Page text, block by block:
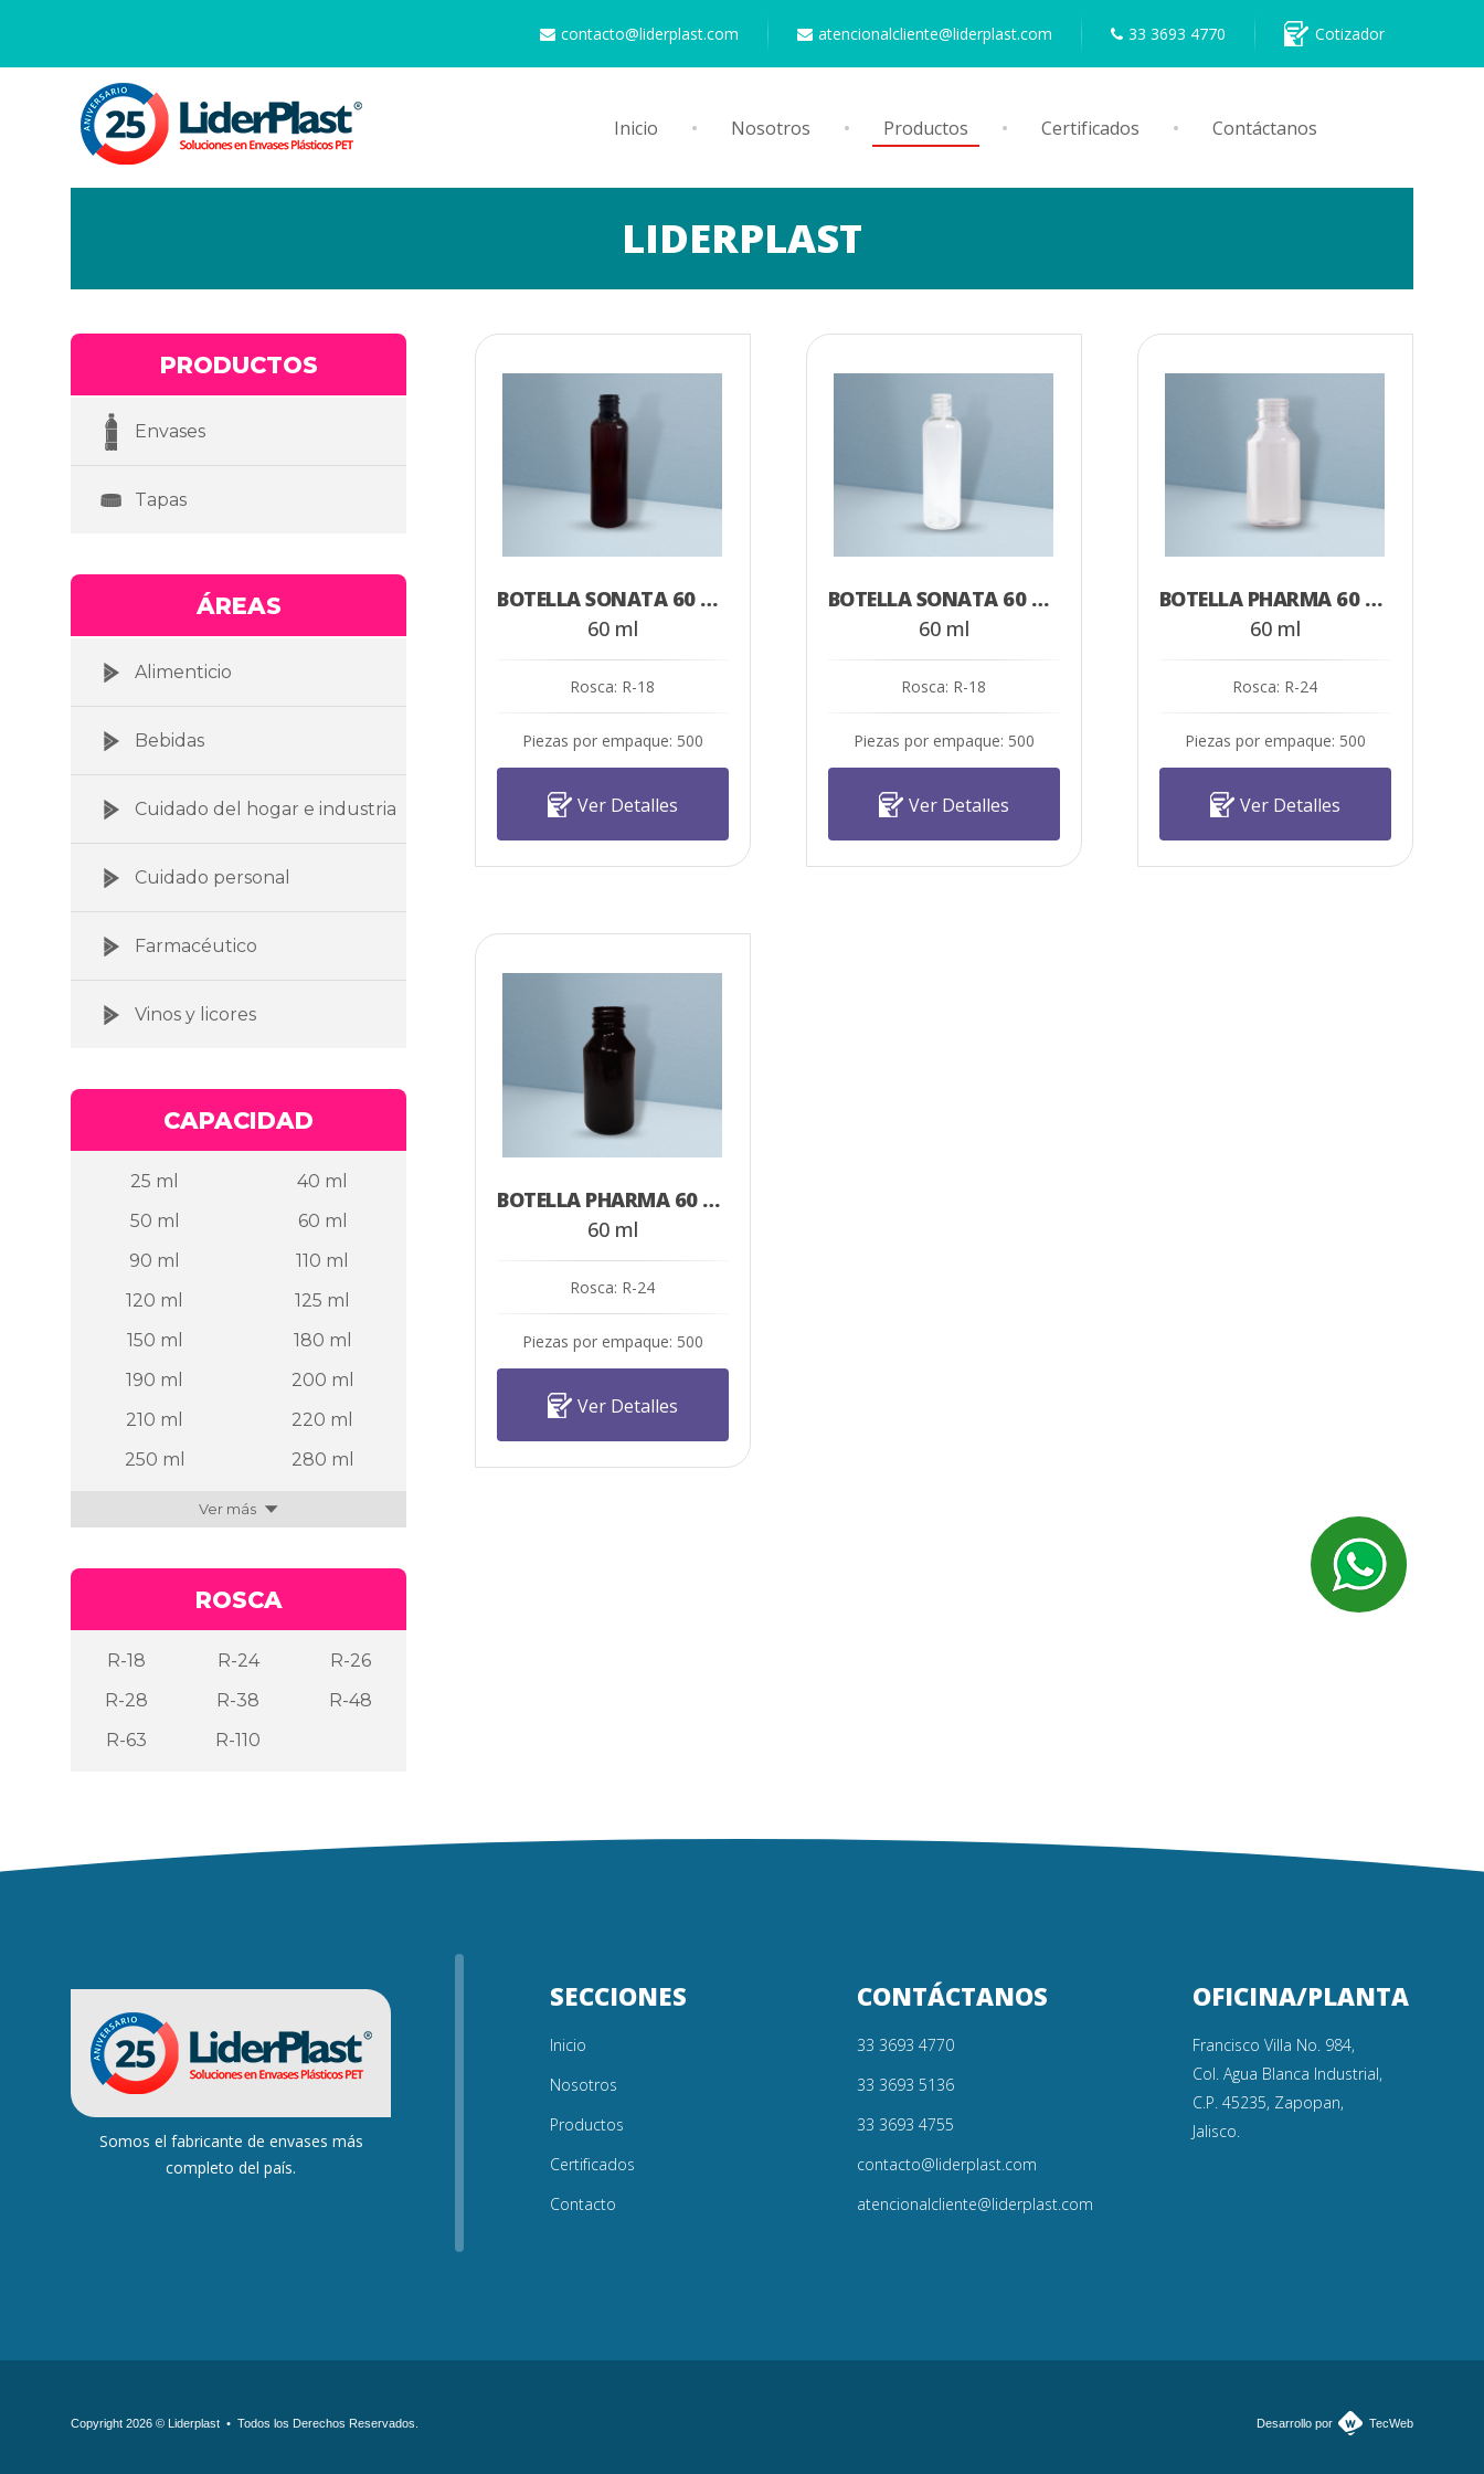
contacto@liderplast.com atencionalcliente@liderplast.com 33 3693 4770 Cotizador
Inicio Nosotros Productos Certificados Contáctanos
LIDERPLAST
PRODUCTOS
Envases
Tapas
ÁREAS
Alimenticio
Bebidas
Cuidado del hogar e industria
Cuidado personal
Farmacéutico
Vinos y licores
CAPACIDAD
25 ml
40 ml
50 ml
60 ml
90 ml
110 ml
120 ml
125 ml
150 ml
180 ml
190 ml
200 ml
210 ml
220 ml
250 ml
280 ml
Ver más
ROSCA
R-18 R-24
R-26
R-28
R-38
R-48
R-63
R-110
BOTELLA SONATA 60 ML AMBAR
60 ml
Rosca: R-18
Piezas por empaque: 500
Ver Detalles
BOTELLA SONATA 60 ML CRISTAL
60 ml
Rosca: R-18
Piezas por empaque: 500
Ver Detalles
BOTELLA PHARMA 60 ML CRISTAL
60 ml
Rosca: R-24
Piezas por empaque: 500
Ver Detalles
BOTELLA PHARMA 60 ML AMBAR
60 ml
Rosca: R-24
Piezas por empaque: 500
Ver Detalles
Somos el fabricante de envases más
completo del país.
SECCIONES
Inicio
Nosotros
Productos
Certificados
Contacto
CONTÁCTANOS
33 3693 4770
33 3693 5136
33 3693 4755
contacto@liderplast.com
atencionalcliente@liderplast.com
OFICINA/PLANTA
Francisco Villa No. 984,
Col. Agua Blanca Industrial,
C.P. 45235, Zapopan,
Jalisco.
Copyright 2026 © Liderplast • Todos los Derechos Reservados. Desarrollo por TecWeb